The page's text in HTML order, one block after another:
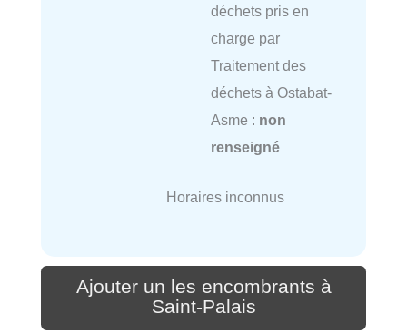
déchets pris en
charge par
Traitement des
déchets à Ostabat-
Asme : non
renseigné
Horaires inconnus
Ajouter un les encombrants à
Saint-Palais